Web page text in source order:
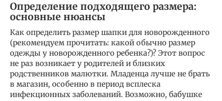
Определение подходящего размера:
основные нюансы
Как определить размер шапки для новорожденного
(рекомендуем прочитать: какой обычно размер
одежды у новорожденного ребенка?)? Этот вопрос
не раз возникает у родителей и близких
родственников малютки. Младенца лучше не брать
в магазин, особенно в период всплеска
инфекционных заболеваний. Возможно, бабушке